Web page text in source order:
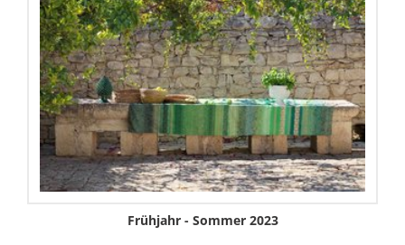
Frühjahr - Sommer 2023